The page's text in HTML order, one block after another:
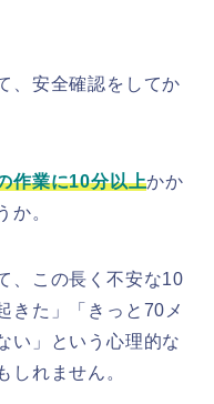
、安全確認をしてか
作業に10分以上かか
か。
、この長く不安な10
きた」「きっと70メ
い」という心理的な
しれません。